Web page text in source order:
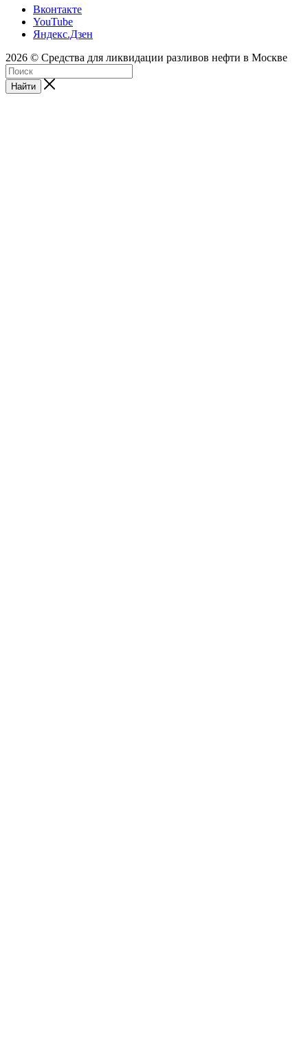
Вконтакте
YouTube
Яндекс.Дзен
2026 © Средства для ликвидации разливов нефти в Москве
Найти